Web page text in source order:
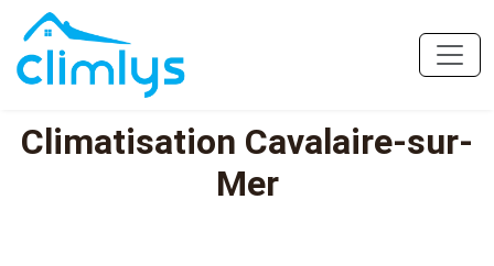
Climatisation Cavalaire-sur-
Mer